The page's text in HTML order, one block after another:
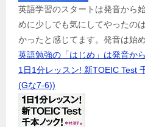
英語学習のスタートは発音から
めに少しでも気にしてやったの
かったと感じてます。発音は始
英語勉強の「はじめ」は発音から
1日1分レッスン! 新TOEIC Test
(Gな7-6))